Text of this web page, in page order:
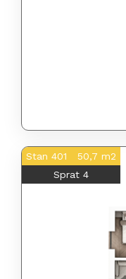
Stan 401 50,7 m2
Sprat 4